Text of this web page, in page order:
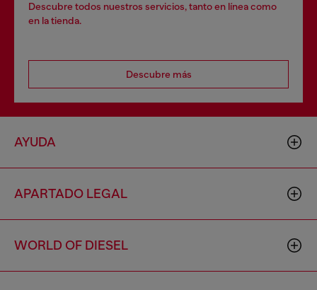
Descubre todos nuestros servicios, tanto en línea como
en la tienda.
Descubre más
AYUDA
APARTADO LEGAL
WORLD OF DIESEL